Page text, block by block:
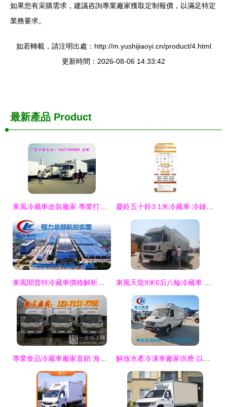
如果您有采購需求，建議咨詢專業廠家獲取定制報價，以滿足特定
業務要求。
如若轉載，請注明出處：http://m.yushijiaoyi.cn/product/4.html
更新時間：2026-08-06 14:33:42
最新產品 Product